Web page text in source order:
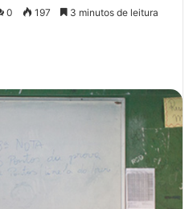
0 197 3 minutos de leitura